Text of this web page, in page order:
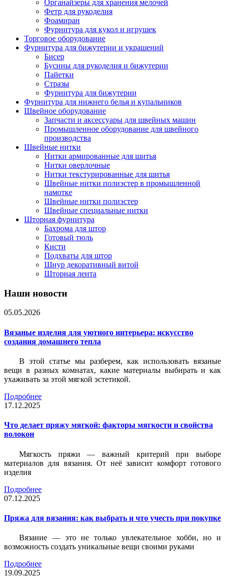
Органайзеры для хранения мелочей
Фетр для рукоделия
Фоамиран
Фурнитура для кукол и игрушек
Торговое оборудование
Фурнитура для бижутерии и украшений
Бисер
Бусины для рукоделия и бижутерии
Пайетки
Стразы
Фурнитура для бижутерии
Фурнитура для нижнего белья и купальников
Швейное оборудование
Запчасти и аксессуары для швейных машин
Промышленное оборудование для швейного
производства
Швейные нитки
Нитки армированные для шитья
Нитки оверлочные
Нитки текстурированные для шитья
Швейные нитки полиэстер в промышленной
намотке
Швейные нитки полиэстер
Швейные специальные нитки
Шторная фурнитура
Бахрома для штор
Готовый тюль
Кисти
Подхваты для штор
Шнур декоративный витой
Шторная лента
Наши новости
05.05.2026
Вязаные изделия для уютного интерьера: искусство
создания домашнего тепла
В этой статье мы разберем, как использовать вязаные
вещи в разных комнатах, какие материалы выбирать и как
ухаживать за этой мягкой эстетикой.
Подробнее
17.12.2025
Что делает пряжу мягкой: факторы мягкости и свойства
волокон
Мягкость пряжи — важный критерий при выборе
материалов для вязания. От неё зависит комфорт готового
изделия
Подробнее
07.12.2025
Пряжа для вязания: как выбрать и что учесть при покупке
Вязание — это не только увлекательное хобби, но и
возможность создать уникальные вещи своими руками
Подробнее
19.09.2025